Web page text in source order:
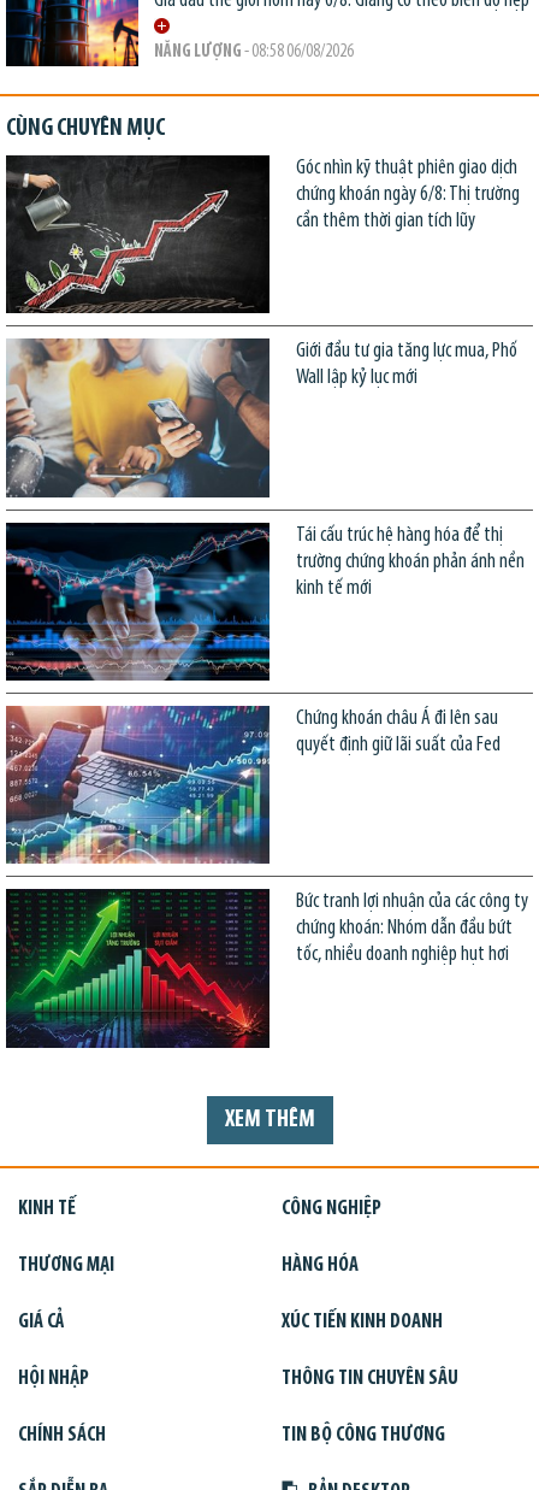
NĂNG LƯỢNG - 08:58 06/08/2026
CÙNG CHUYÊN MỤC
Góc nhìn kỹ thuật phiên giao dịch
chứng khoán ngày 6/8: Thị trường
cần thêm thời gian tích lũy
Giới đầu tư gia tăng lực mua, Phố
Wall lập kỷ lục mới
Tái cấu trúc hệ hàng hóa để thị
trường chứng khoán phản ánh nền
kinh tế mới
Chứng khoán châu Á đi lên sau
quyết định giữ lãi suất của Fed
Bức tranh lợi nhuận của các công ty
chứng khoán: Nhóm dẫn đầu bứt
tốc, nhiều doanh nghiệp hụt hơi
XEM THÊM
KINH TẾ CÔNG NGHIỆP
THƯƠNG MẠI HÀNG HÓA
GIÁ CẢ XÚC TIẾN KINH DOANH
HỘI NHẬP THÔNG TIN CHUYÊN SÂU
CHÍNH SÁCH TIN BỘ CÔNG THƯƠNG